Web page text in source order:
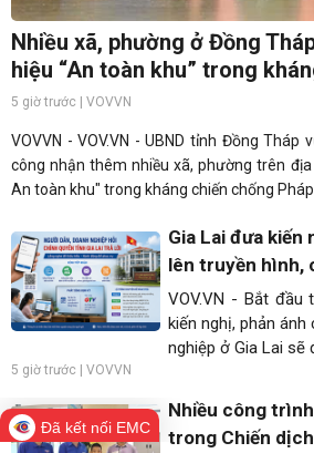
Nhiều xã, phường ở Đồng
hiệu “An toàn khu” trong
5 giờ trước | VOVVN
VOVVN - VOV.VN - UBND tỉnh Đồng Tháp
công nhận thêm nhiều xã, phường trên
An toàn khu" trong kháng chiến chống Pháp
Gia Lai đưa kiến
lên truyền hình,
VOV.VN - Bắt đầu
kiến nghị, phản
nghiệp ở Gia Lai sẽ
5 giờ trước | VOVVN
Nhiều công
trong Chiến
Đã kết nối EMC